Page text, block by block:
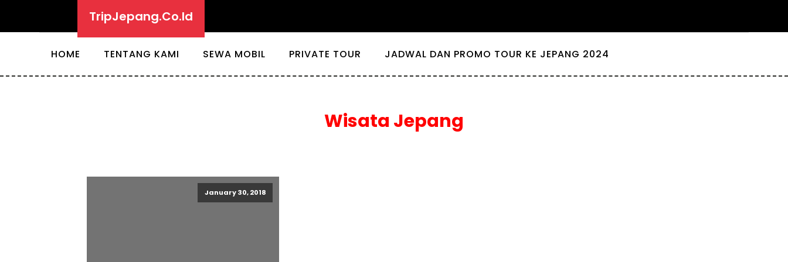
TripJepang.Co.Id
HOME TENTANG KAMI SEWA MOBIL PRIVATE TOUR JADWAL DAN PROMO TOUR KE JEPANG 2024
Wisata Jepang
January 30, 2018